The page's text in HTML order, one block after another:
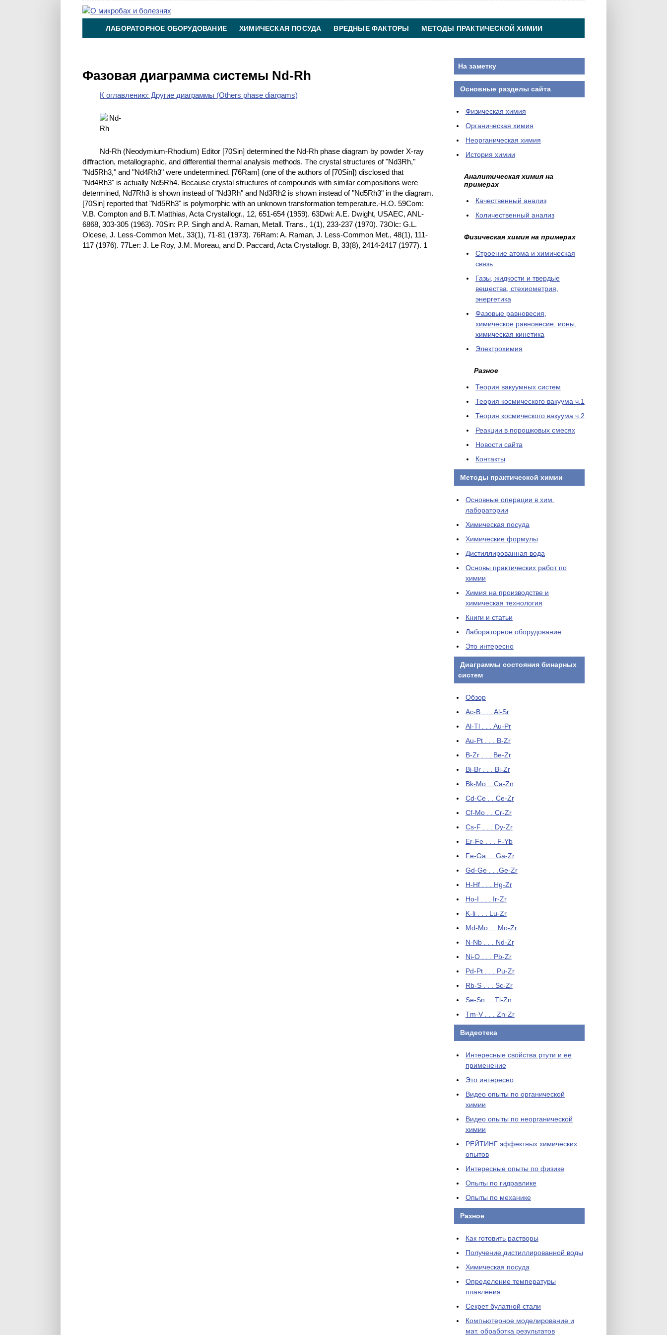
ЛАБОРАТОРНОЕ ОБОРУДОВАНИЕ ХИМИЧЕСКАЯ ПОСУДА ВРЕДНЫЕ ФАКТОРЫ МЕТОДЫ ПРАКТИЧЕСКОЙ ХИМИИ
Фазовая диаграмма системы Nd-Rh
К оглавлению: Другие диаграммы (Others phase diargams)
Nd-Rh (Neodymium-Rhodium) Editor [70Sin] determined the Nd-Rh phase diagram by powder X-ray
diffraction, metallographic, and differential thermal analysis methods. The crystal structures of "Nd3Rh,"
"Nd5Rh3," and "Nd4Rh3" were undetermined. [76Ram] (one of the authors of [70Sin]) disclosed that
"Nd4Rh3" is actually Nd5Rh4. Because crystal structures of compounds with similar compositions were
determined, Nd7Rh3 is shown instead of "Nd3Rh" and Nd3Rh2 is shown instead of "Nd5Rh3" in the diagram.
[70Sin] reported that "Nd5Rh3" is polymorphic with an unknown transformation temperature.-H.O. 59Com:
V.B. Compton and B.T. Matthias, Acta Crystallogr., 12, 651-654 (1959). 63Dwi: A.E. Dwight, USAEC, ANL-
6868, 303-305 (1963). 70Sin: P.P. Singh and A. Raman, Metall. Trans., 1(1), 233-237 (1970). 73Olc: G.L.
Olcese, J. Less-Common Met., 33(1), 71-81 (1973). 76Ram: A. Raman, J. Less-Common Met., 48(1), 111-
117 (1976). 77Ler: J. Le Roy, J.M. Moreau, and D. Paccard, Acta Crystallogr. B, 33(8), 2414-2417 (1977). 1
На заметку
Основные разделы сайта
Физическая химия
Органическая химия
Неорганическая химия
История химии
Аналитическая химия на
примерах
Качественный анализ
Количественный анализ
Физическая химия на примерах
Cтроение атома и химическая
связь
Газы, жидкости и твердые
вещества, стехиометрия,
энергетика
Фазовые равновесия,
химическое равновесие, ионы,
химическая кинетика
Электрохимия
Разное
Теория вакуумных систем
Теория космического вакуума ч.1
Теория космического вакуума ч.2
Реакции в порошковых смесях
Новости сайта
Контакты
Методы практической химии
Основные операции в хим.
лаборатории
Химическая посуда
Химические формулы
Дистиллированная вода
Основы практических работ по
химии
Химия на производстве и
химическая технология
Книги и статьи
Лабораторное оборудование
Это интересно
Диаграммы состояния бинарных
систем
Обзор
Ac-B . . . Al-Sr
Al-Tl . . . Au-Pr
Au-Pt . . . B-Zr
B-Zr . . . Be-Zr
Bi-Br . . . Bi-Zr
Bk-Mo . .Ca-Zn
Cd-Ce . . Ce-Zr
Cf-Mo . . Cr-Zr
Cs-F . . . Dy-Zr
Er-Fe . . . F-Yb
Fe-Ga . . Ga-Zr
Gd-Ge . . .Ge-Zr
H-Hf . . . Hg-Zr
Ho-I . . . Ir-Zr
K-li . . . Lu-Zr
Md-Mo . . Mo-Zr
N-Nb . . . Nd-Zr
Ni-O . . . Pb-Zr
Pd-Pt . . . Pu-Zr
Rb-S . . . Sc-Zr
Se-Sn . . Tl-Zn
Tm-V . . . Zn-Zr
Видеотека
Интересные свойства ртути и ее
применение
Это интересно
Видео опыты по органической
химии
Видео опыты по неорганической
химии
РЕЙТИНГ эффектных химических
опытов
Интересные опыты по физике
Опыты по гидравлике
Опыты по механике
Разное
Как готовить растворы
Получение дистиллированной воды
Химическая посуда
Определение температуры
плавления
Секрет булатной стали
Компьютерное моделирование и
мат. обработка результатов